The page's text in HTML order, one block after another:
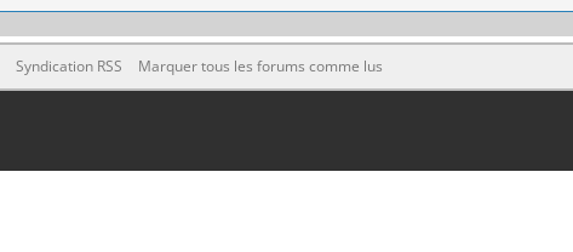
Syndication RSS Marquer tous les forums comme lus